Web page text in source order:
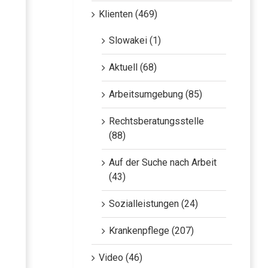
Klienten (469)
Slowakei (1)
Aktuell (68)
Arbeitsumgebung (85)
Rechtsberatungsstelle
(88)
Auf der Suche nach Arbeit
(43)
Sozialleistungen (24)
Krankenpflege (207)
Video (46)